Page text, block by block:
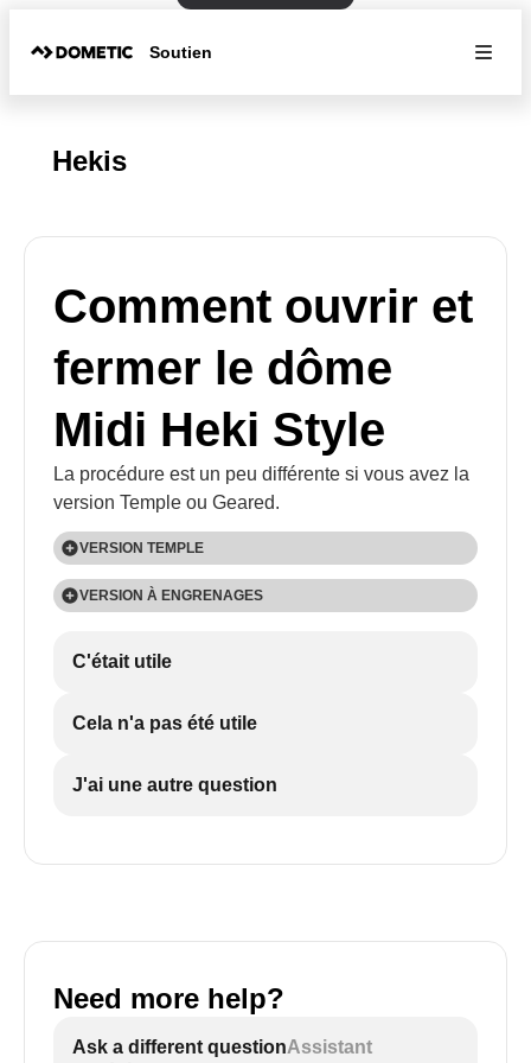
Soutien
Hekis
Comment ouvrir et
fermer le dôme
Midi Heki Style
La procédure est un peu différente si vous avez la
version Temple ou Geared.
VERSION TEMPLE
VERSION À ENGRENAGES
C'était utile
Cela n'a pas été utile
J'ai une autre question
Need more help?
Ask a different questionAssistant